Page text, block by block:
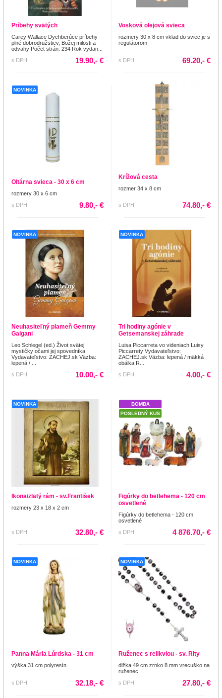
Príbehy svätých
Carey Wallace Dychberúce príbehy
plné dobrodružstiev, Božej milosti a
odvahy Počet strán: 234 Rok vydan...
s DPH
19.90,- €
Vosková olejová svieca
rozmery 30 x 8 cm vklad do sviec je s
regulátorom
s DPH 69.20,- €
NOVINKA
Oltárna svieca - 30 x 6 cm
rozmery 30 x 6 cm
s DPH
9.80,- €
Krížová cesta
rozmer 34 x 8 cm
s DPH 74.80,- €
NOVINKA
Neuhasiteľný plameň Gemmy
Galgani
Leo Schlegel (ed.) Život svätej
mystičky očami jej spovedníka
Vydavateľstvo: ZACHEJ.sk Väzba:
lepená / ...
s DPH
10.00,- €
NOVINKA
Tri hodiny agónie v
Getsemanskej záhrade
Luisa Piccarreta vo videniach Luisy
Piccarrety Vydavateľstvo:
ZACHEJ.sk Väzba: lepená / mäkká
obálka R...
s DPH
4.00,- €
NOVINKA
Ikona/zlatý rám - sv.František
rozmery 23 x 18 x 2 cm
s DPH 32.80,- €
BOMBA
POSLEDNÝ KUS
Figúrky do betlehema - 120 cm
osvetlené
Figúrky do betlehema - 120 cm
osvetlené
s DPH
4 876.70,- €
NOVINKA
Panna Mária Lúrdska - 31 cm
výška 31 cm polyresín
s DPH 32.18,- €
NOVINKA
Ruženec s relikviou - sv. Rity
dlžka 49 cm zrnko 8 mm vrecuško na
ruženec
s DPH
27.80,- €